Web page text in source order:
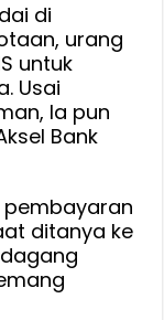
di
urang
untuk
Usai
Ia pun
Bank
pembayaran
ditanya ke